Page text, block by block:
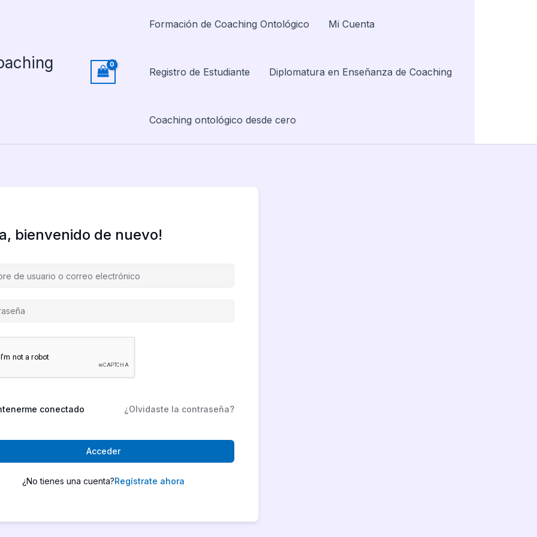
Formación de Coaching Ontológico Mi Cuenta
Registro de Estudiante Diplomatura en Enseñanza de Coaching
Coaching ontológico desde cero
bienvenido de nuevo!
conectado ¿Olvidaste la contraseña?
Acceder
¿No tienes una cuenta?Regístrate ahora